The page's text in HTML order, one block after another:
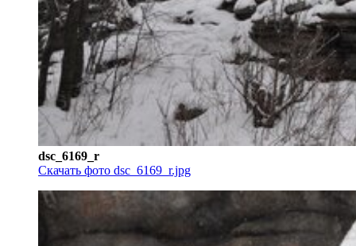
dsc_6169_r
Скачать фото dsc_6169_r.jpg